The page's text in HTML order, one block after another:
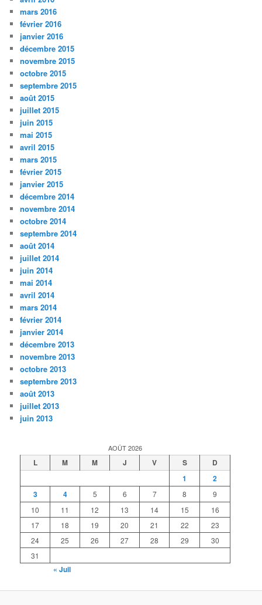
mars 2016
février 2016
janvier 2016
décembre 2015
novembre 2015
octobre 2015
septembre 2015
août 2015
juillet 2015
juin 2015
mai 2015
avril 2015
mars 2015
février 2015
janvier 2015
décembre 2014
novembre 2014
octobre 2014
septembre 2014
août 2014
juillet 2014
juin 2014
mai 2014
avril 2014
mars 2014
février 2014
janvier 2014
décembre 2013
novembre 2013
octobre 2013
septembre 2013
août 2013
juillet 2013
juin 2013
AOÛT 2026
L M M J V S
D
1
2
3
4 5 6 7 8
9
10
11 12 13 14 15
16
17
18 19 20 21 22
23
24
25 26 27 28 29
30
31
« Juil